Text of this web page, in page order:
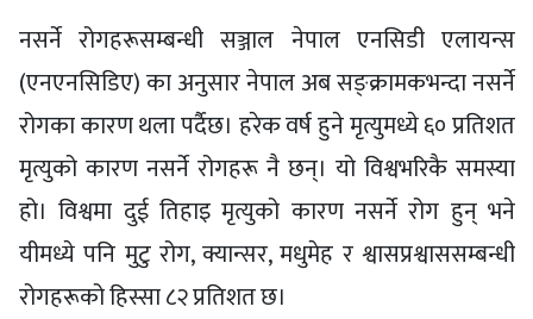
नसर्ने रोगहरूसम्बन्धी सञ्जाल नेपाल एनसिडी एलायन्स
(एनएनसिडिए) का अनुसार नेपाल अब सङ्क्रामकभन्दा नसर्ने
रोगका कारण थला पर्दैछ। हरेक वर्ष हुने मृत्युमध्ये ६० प्रतिशत
मृत्युको कारण नसर्ने रोगहरू नै छन्। यो विश्वभरिकै समस्या
हो। विश्वमा दुई तिहाइ मृत्युको कारण नसर्ने रोग हुन् भने
यीमध्ये पनि मुटु रोग, क्यान्सर, मधुमेह र श्वासप्रश्वाससम्बन्धी
रोगहरूको हिस्सा ८२ प्रतिशत छ।